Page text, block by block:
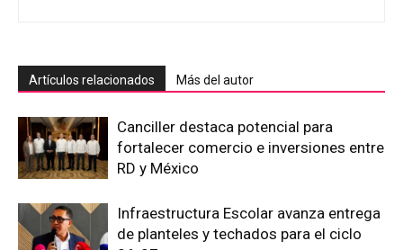
Artículos relacionados Más del autor
Canciller destaca potencial para
fortalecer comercio e inversiones entre
RD y México
Infraestructura Escolar avanza entrega
de planteles y techados para el ciclo